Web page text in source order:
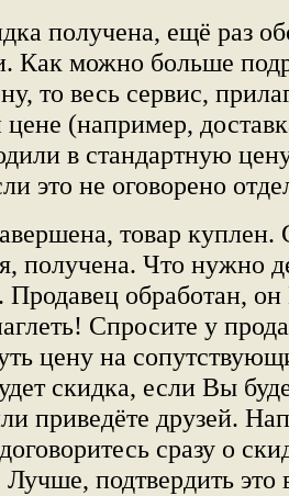
получена, ещё раз
Как можно больше
то весь сервис,
цене (например,
в стандартную
это не оговорено
товар куплен.
получена. Что нужно
Продавец обработан,
Спросите у
цену на
скидка, если Вы
приведёте друзей.
сразу о
Лучше, подтвердить